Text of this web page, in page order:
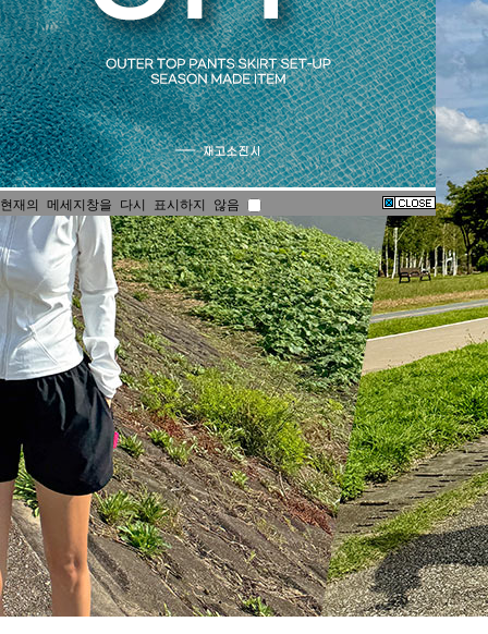
현재의 메세지창을 다시 표시하지 않음
현재의 메세지창을 다시 표시하지 않음